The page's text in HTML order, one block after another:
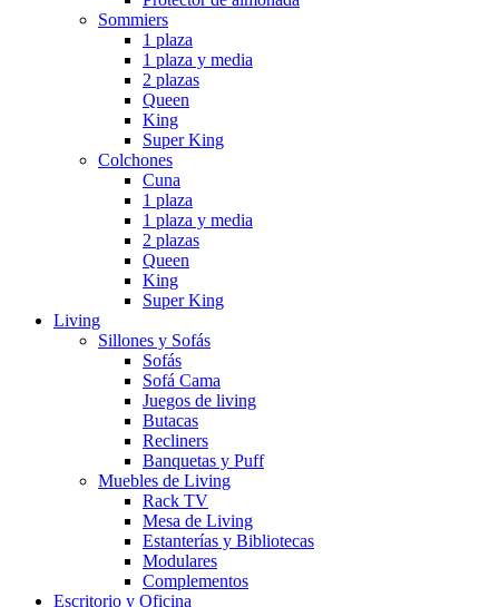
Sommiers
1 plaza
1 plaza y media
2 plazas
Queen
King
Super King
Colchones
Cuna
1 plaza
1 plaza y media
2 plazas
Queen
King
Super King
Living
Sillones y Sofás
Sofás
Sofá Cama
Juegos de living
Butacas
Recliners
Banquetas y Puff
Muebles de Living
Rack TV
Mesa de Living
Estanterías y Bibliotecas
Modulares
Complementos
Escritorio y Oficina